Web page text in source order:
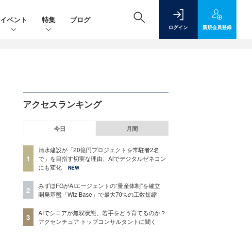
イベント 特集 ブログ
ログイン 新規会員登録
アクセスランキング
今日 月間
1
清水建設が「20億円プロジェクトを常駐者2名
で」を目指す切実な理由、AIでデジタルゼネコン
にも変化
NEW
2
みずほFGがAIエージェントの“量産体制”を確立
開発基盤「Wiz Base」で最大70%の工数短縮
3
AIでシニアが無双状態、若手をどう育てるのか？
アクセンチュア トップコンサルタントに聞く